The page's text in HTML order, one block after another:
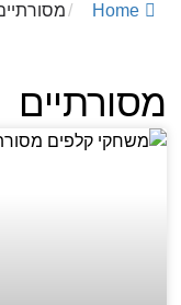
Home
/
מסורתיים